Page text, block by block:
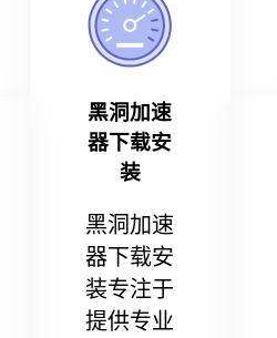
黑洞加速
器下载安
装
黑洞加速
器下载安
装专注于
提供专业